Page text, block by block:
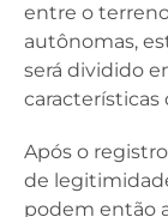
entre o
autônomas,
será dividido
características
Após o
de
podem então